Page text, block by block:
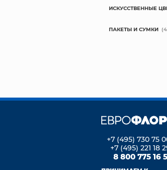
ИСКУССТВЕННЫЕ
ПАКЕТЫ И СУМКИ
+7 (495) 730 75
+7 (495) 221 18
8 800 775 16